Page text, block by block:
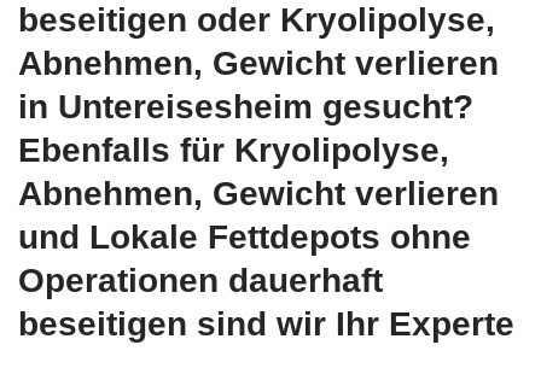
beseitigen oder Kryolipolyse,
Abnehmen, Gewicht verlieren
in Untereisesheim gesucht?
Ebenfalls für Kryolipolyse,
Abnehmen, Gewicht verlieren
und Lokale Fettdepots ohne
Operationen dauerhaft
beseitigen sind wir Ihr Experte